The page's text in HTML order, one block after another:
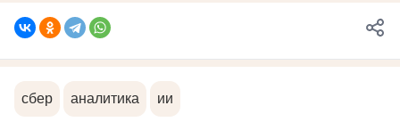
сбер аналитика ии